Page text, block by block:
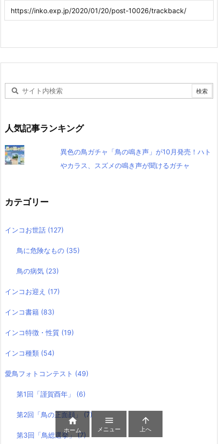
人気記事ランキング
異色の鳥ガチャ「鳥の鳴き声」が10月発売！ハト
やカラス、スズメの鳴き声が聞けるガチャ
カテゴリー
インコお世話 (127)
鳥に危険なもの (35)
鳥の病気 (23)
インコお迎え (17)
インコ書籍 (83)
インコ特徴・性質 (19)
インコ種類 (54)
愛鳥フォトコンテスト (49)
第1回「謹賀酉年」 (6)
第2回「鳥の正面顔」 (7)
第3回「鳥総選挙」(7)

ホーム

メニュー

上へ